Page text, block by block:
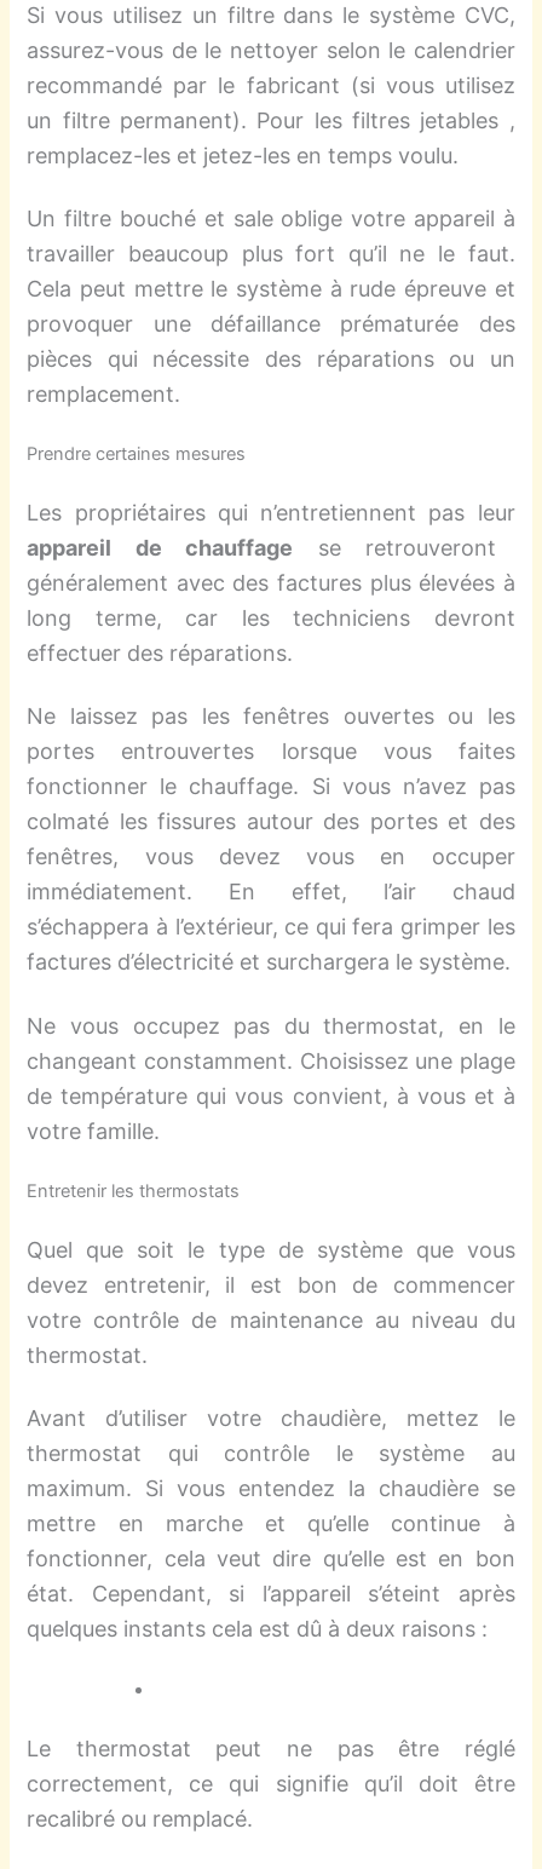
Si vous utilisez un filtre dans le système CVC,
assurez-vous de le nettoyer selon le calendrier
recommandé par le fabricant (si vous utilisez
un filtre permanent). Pour les filtres jetables ,
remplacez-les et jetez-les en temps voulu.
Un filtre bouché et sale oblige votre appareil à
travailler beaucoup plus fort qu’il ne le faut.
Cela peut mettre le système à rude épreuve et
provoquer une défaillance prématurée des
pièces qui nécessite des réparations ou un
remplacement.
Prendre certaines mesures
Les propriétaires qui n’entretiennent pas leur
appareil de chauffage se retrouveront
généralement avec des factures plus élevées à
long terme, car les techniciens devront
effectuer des réparations.
Ne laissez pas les fenêtres ouvertes ou les
portes entrouvertes lorsque vous faites
fonctionner le chauffage. Si vous n’avez pas
colmaté les fissures autour des portes et des
fenêtres, vous devez vous en occuper
immédiatement. En effet, l’air chaud
s’échappera à l’extérieur, ce qui fera grimper les
factures d’électricité et surchargera le système.
Ne vous occupez pas du thermostat, en le
changeant constamment. Choisissez une plage
de température qui vous convient, à vous et à
votre famille.
Entretenir les thermostats
Quel que soit le type de système que vous
devez entretenir, il est bon de commencer
votre contrôle de maintenance au niveau du
thermostat.
Avant d’utiliser votre chaudière, mettez le
thermostat qui contrôle le système au
maximum. Si vous entendez la chaudière se
mettre en marche et qu’elle continue à
fonctionner, cela veut dire qu’elle est en bon
état. Cependant, si l’appareil s’éteint après
quelques instants cela est dû à deux raisons :
Le thermostat peut ne pas être réglé
correctement, ce qui signifie qu’il doit être
recalibré ou remplacé.